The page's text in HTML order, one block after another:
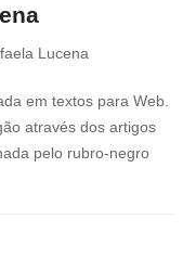
Lucena
em textos para Web.
através dos artigos
pelo rubro-negro